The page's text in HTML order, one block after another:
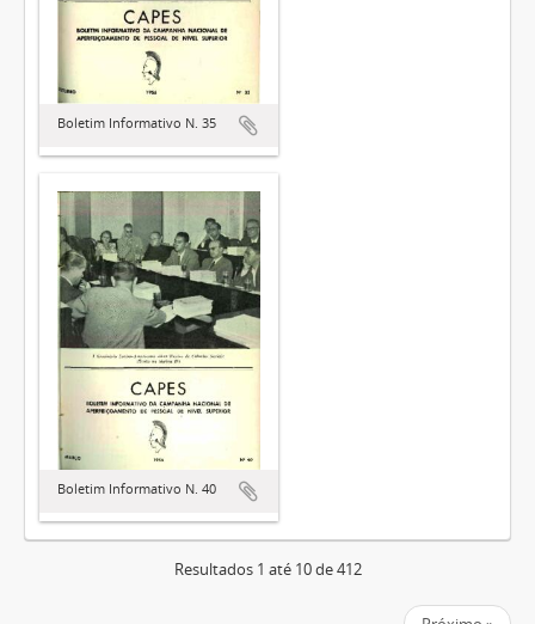
Boletim Informativo N. 35
Boletim Informativo N. 40
Resultados 1 até 10 de 412